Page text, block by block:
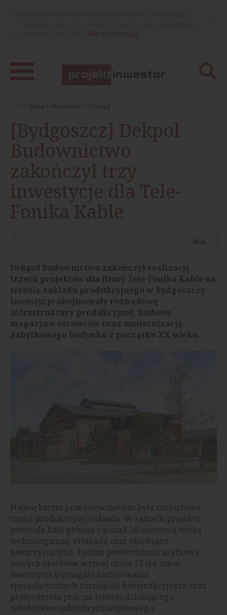
Home Aktualności Przemysł
[Bydgoszcz] Dekpol
Budownictwo
zakończył trzy
inwestycje dla Tele-
Fonika Kable
Wróć
Dekpol Budownictwo zakończył realizację
trzech projektów dla firmy Tele-Fonika Kable na
terenie zakładu produkcyjnego w Bydgoszczy.
Inwestycje obejmowały rozbudowę
infrastruktury produkcyjnej, budowę
magazynu surowców oraz modernizację
zabytkowego budynku z początku XX wieku.
Największym przedsięwzięciem była rozbudowa
części produkcyjnej zakładu. W ramach projektu
powstała hala główna z ponad 50-metrową wieżą
technologiczną, estakadą oraz obiektami
towarzyszącymi. Łączna powierzchnia użytkowa
nowych obiektów wynosi około 13 tys. mkw.
Inwestycja wymagała zastosowania
specjalistycznych rozwiązań konstrukcyjnych oraz
prowadzenia prac na terenie działającego
całodobowo zakładu przemysłowego.